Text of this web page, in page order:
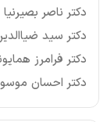
دكتر ناصر بصيرنيا
دکتر سید
دکتر فرامرز
دکتر احسان